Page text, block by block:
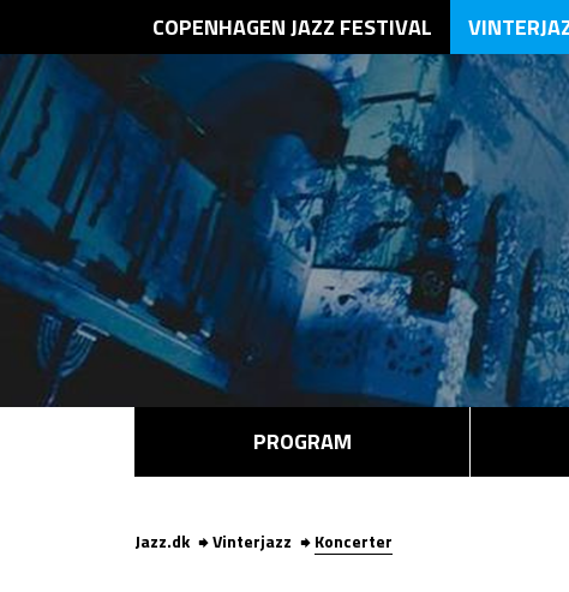
COPENHAGEN JAZZ FESTIVAL
PROGRAM
Jazz.dk Vinterjazz Koncerter